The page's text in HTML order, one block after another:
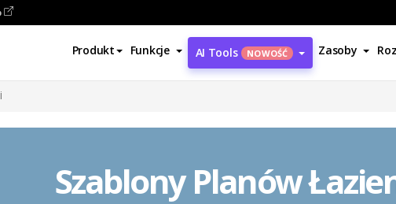
Produkt Funkcje AI Tools NOWOŚĆ Zasoby
Szablony Planów